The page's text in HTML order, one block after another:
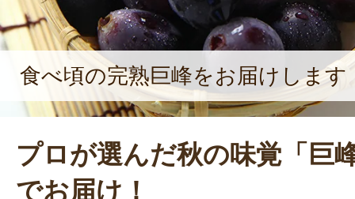
食べ頃の完熟巨峰をお届けします
プロが選んだ秋の味覚「巨
でお届け！